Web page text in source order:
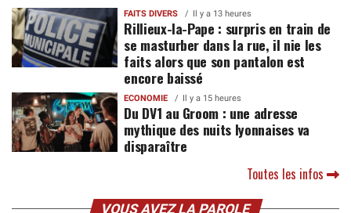
FAITS DIVERS Il y a 13 heures
Rillieux-la-Pape : surpris en train de
se masturber dans la rue, il nie les
faits alors que son pantalon est
encore baissé
ECONOMIE Il y a 15 heures
Du DV1 au Groom : une adresse
mythique des nuits lyonnaises va
disparaître
Toutes les infos
VOUS AVEZ LA PAROLE